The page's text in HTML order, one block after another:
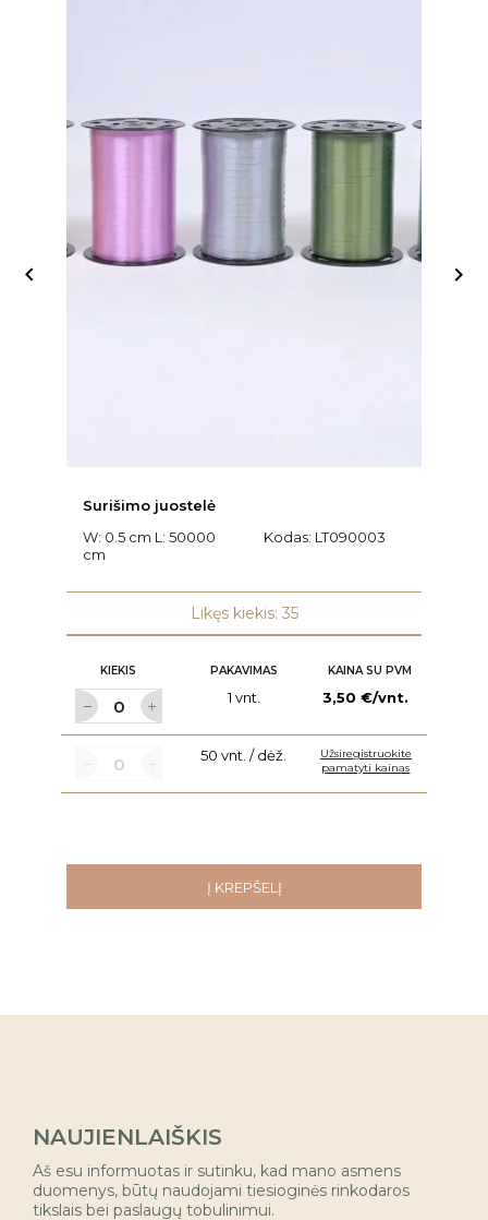
Surišimo juostelė
W: 0.5 cm L: 50000
cm
Kodas: LT090003
Likęs kiekis: 35
KIEKIS PAKAVIMAS KAINA SU PVM
1 vnt. 3,50 €/vnt.
50 vnt. / dėž.
Užsiregistruokite
pamatyti kainas
Į KREPŠELĮ
 
NAUJIENLAIŠKIS
Aš esu informuotas ir sutinku, kad mano asmens
duomenys, būtų naudojami tiesioginės rinkodaros
tikslais bei paslaugų tobulinimui.